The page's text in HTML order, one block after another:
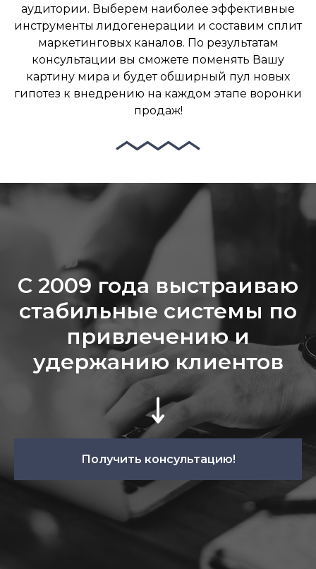
аудитории. Выберем наиболее эффективные
инструменты лидогенерации и составим сплит
маркетинговых каналов. По результатам
консультации вы сможете поменять Вашу
картину мира и будет обширный пул новых
гипотез к внедрению на каждом этапе воронки
продаж!
С 2009 года выстраиваю
стабильные системы по
привлечению и
удержанию клиентов
Получить консультацию!